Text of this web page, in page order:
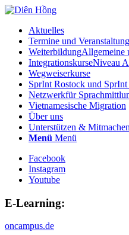
Aktuelles
Termine und
WeiterbildungAllgemeine
IntegrationskurseNiveau
Wegweiserkurse
SprInt Rostock und
Netzwerkfür
Vietnamesische Migration
Über uns
Unterstützen & Mitmachen
Menü Menü
Facebook
Instagram
Youtube
E-Learning:
oncampus.de